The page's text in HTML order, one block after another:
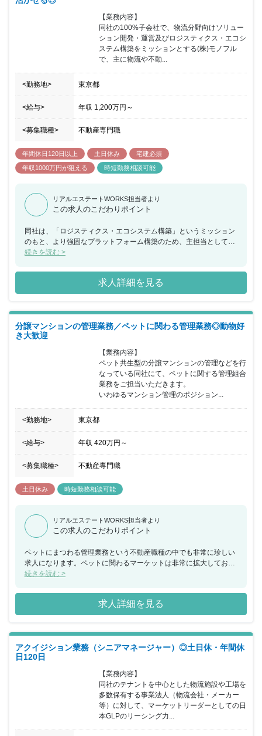
【業務内容】
同社の100%子会社で、物流分野向けソリュー
ション開発・運営及びロジスティクス・エコシ
ステム構築をミッションとする(株)モノフル
で、主に物流や不動...
<勤務地> 東京都
<給与> 年収 1,200万円 ～
<募集職種> 不動産専門職
年間休日120日以上 土日休み
宅建必須
年収1000万円が狙える
時短勤務相談可能
リアルエステートWORKS担当者より
この求人のこだわりポイント
同社は、「ロジスティクス・エコシステム構築」というミッション
のもと、より強固なプラットフォーム構築のため、主担当として、
スタートアップ企業への投資・その後の事業成長支援や事業連携を
考えています。またファンド組成も計画しているため、ファンドレ
イズ活動にもあたっていただきたいと考えています。入社後は、同
社やモノフルの事業内容及び戦略、モノフルの投資先企業につい
補企業のソーシングから、投資検討・投資実行を経て、主担当とし
て事業成長支援や事業連携を推進していただきます。並行して投資
担当先社数を増やし、より強固なプラットフォーム構築のためポー
続きを読む >
求人詳細を見る
分譲マンションの管理業務／ペットに関わる管理業務◎動物好
き大歓迎
【業務内容】
ペット共生型の分譲マンションの管理などを行
なっている同社にて、ペットに関する管理組合
業務をご担当いただきます。
いわゆるマンション管理のポジション...
<勤務地> 東京都
<給与> 年収 420万円 ～
<募集職種> 不動産専門職
土日休み 時短勤務相談可能
リアルエステートWORKS担当者より
この求人のこだわりポイント
ペットにまつわる管理業務という不動産職種の中でも非常に珍しい
求人になります。ペットに関わるマーケットは非常に拡大してお
り、分譲マンションなどの集合住宅におけるペット管理における業
続きを読む >
求人詳細を見る
アクイジション業務（シニアマネージャー）◎土日休・年間休
日120日
【業務内容】
同社のテナントを中心とした物流施設や工場を
多数保有する事業法人（物流会社・メーカー
等）に対して、マーケットリーダーとしての日
本GLPのリーシング力...